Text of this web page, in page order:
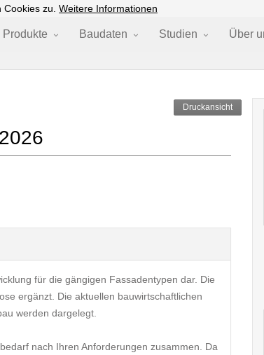
zu. Weitere Informationen
Produkte Baudaten Studien Über
Druckansicht
für die gängigen Fassadentypen dar. Die
ergänzt. Die aktuellen bauwirtschaftlichen
werden dargelegt.
nach Ihren Anforderungen zusammen. Da